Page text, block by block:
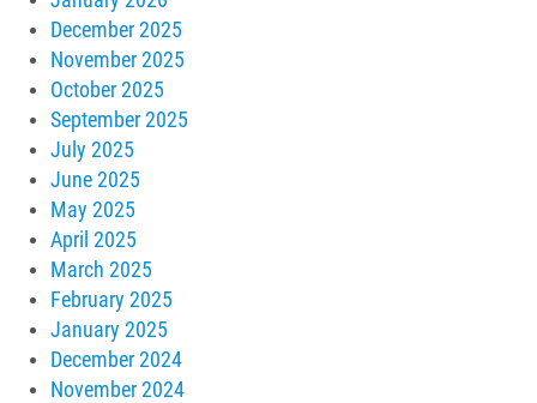
December 2025
November 2025
October 2025
September 2025
July 2025
June 2025
May 2025
April 2025
March 2025
February 2025
January 2025
December 2024
November 2024